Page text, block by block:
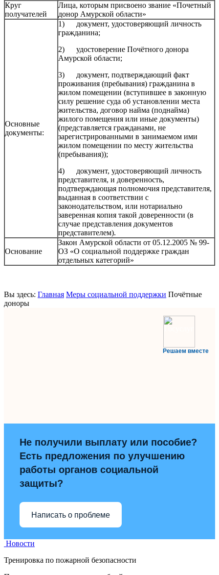
Круг
получателей
Лица, которым присвоено звание «Почетный
донор Амурской области»
Основные
документы:
1) документ, удостоверяющий личность
гражданина;
2) удостоверение Почётного донора
Амурской области;
3) документ, подтверждающий факт
проживания (пребывания) гражданина в
жилом помещении (вступившее в законную
силу решение суда об установлении места
жительства, договор найма (поднайма)
жилого помещения или иные документы)
(представляется гражданами, не
зарегистрированными в занимаемом ими
жилом помещении по месту жительства
(пребывания));
4) документ, удостоверяющий личность
представителя, и доверенность,
подтверждающая полномочия представителя,
выданная в соответствии с
законодательством, или нотариально
заверенная копия такой доверенности (в
случае представления документов
представителем).
Основание
Закон Амурской области от 05.12.2005 № 99-
ОЗ «О социальной поддержке граждан
отдельных категорий»
Вы здесь: Главная Меры социальной поддержки Почётные
доноры
Решаем вместе
Не получили выплату или пособие?
Есть предложения по улучшению
работы органов социальной
защиты?
Написать о проблеме
Новости
Тренировка по пожарной безопасности